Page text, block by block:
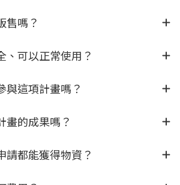
售嗎？
、可以正常使用？
與這項計畫嗎？
畫的成果嗎？
請都能獲得物資？